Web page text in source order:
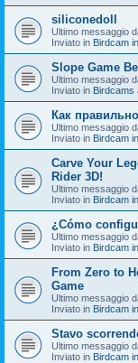
siliconedoll
Ultimo messaggio
Inviato in Birdcam
Slope Game
Ultimo messaggio
Inviato in Birdcams
Как
Ultimo messaggio
Inviato in Birdcam
Carve Your
Rider 3D!
Ultimo messaggio
Inviato in Birdcam
¿Cómo
Ultimo messaggio
Inviato in Birdcam
From Zero to
Game
Ultimo messaggio
Inviato in Birdcam
Stavo
Ultimo messaggio
Inviato in Birdcam